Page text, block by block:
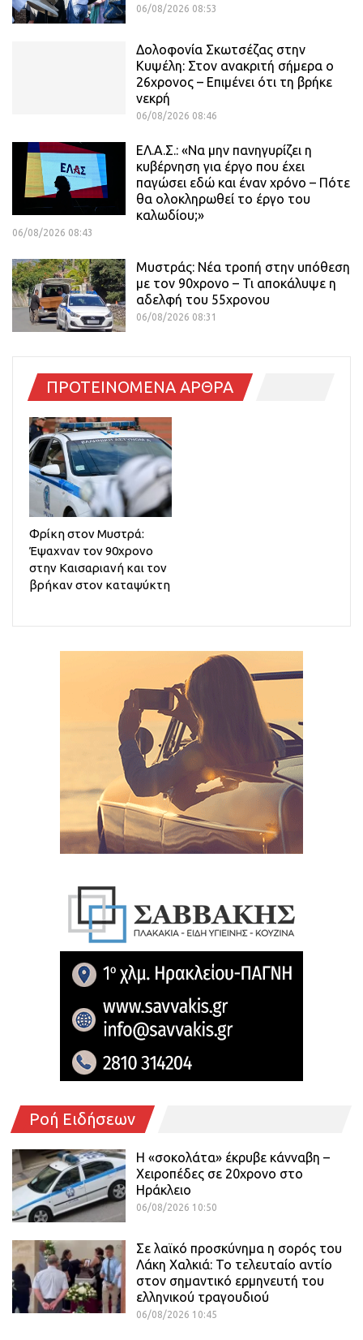
06/08/2026 08:53
Δολοφονία Σκωτσέζας στην
Κυψέλη: Στον ανακριτή σήμερα ο
26χρονος – Επιμένει ότι τη βρήκε
νεκρή
06/08/2026 08:46
ΕΛ.Α.Σ.: «Να μην πανηγυρίζει η
κυβέρνηση για έργο που έχει
παγώσει εδώ και έναν χρόνο – Πότε
θα ολοκληρωθεί το έργο του
καλωδίου;»
06/08/2026 08:43
Μυστράς: Νέα τροπή στην υπόθεση
με τον 90χρονο – Τι αποκάλυψε η
αδελφή του 55χρονου
06/08/2026 08:31
ΠΡΟΤΕΙΝΟΜΕΝΑ ΑΡΘΡΑ
Φρίκη στον Μυστρά:
Έψαχναν τον 90χρονο
στην Καισαριανή και τον
βρήκαν στον καταψύκτη
Ροή Ειδήσεων
Η «σοκολάτα» έκρυβε κάνναβη –
Χειροπέδες σε 20χρονο στο
Ηράκλειο
06/08/2026 10:50
Σε λαϊκό προσκύνημα η σορός του
Λάκη Χαλκιά: Το τελευταίο αντίο
στον σημαντικό ερμηνευτή του
ελληνικού τραγουδιού
06/08/2026 10:45